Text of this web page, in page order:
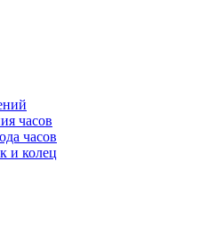
часов
часов
и колец